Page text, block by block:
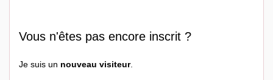
Vous n'êtes pas encore inscrit ?
Je suis un nouveau visiteur.